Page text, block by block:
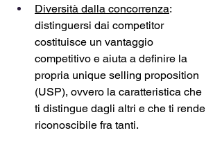
Diversità dalla concorrenza:
distinguersi dai competitor
costituisce un vantaggio
competitivo e aiuta a definire la
propria unique selling proposition
(USP), ovvero la caratteristica che
ti distingue dagli altri e che ti rende
riconoscibile fra tanti.